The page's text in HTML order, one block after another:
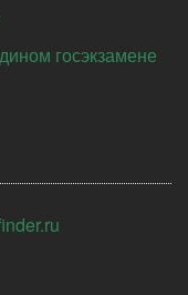
госэкзамене